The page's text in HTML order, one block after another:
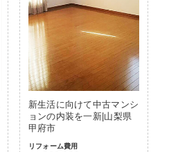
新生活に向けて中古マンシ
ョンの内装を一新|山梨県
甲府市
リフォーム費用